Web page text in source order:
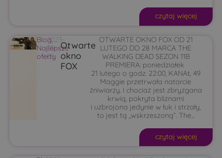
czytaj więcej
Blog,
Najlepsze
oferty
2023-
03-
09
Otwarte
okno
FOX
OTWARTE OKNO FOX OD 21
LUTEGO DO 28 MARCA THE
WALKING DEAD SEZON 11B
PREMIERA: poniedziałek
21 lutego o godz. 22:00, KANAŁ 49
Maggie przetrwała natarcie
żniwiarzy. I chociaż jest zbryzgana
krwią, pokryta bliznami
i uzbrojona jedynie w łuk i strzały,
to jest tą „wskrzeszoną”. The...
czytaj więcej